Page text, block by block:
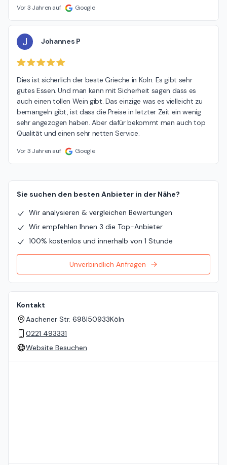
Vor 3 Jahren auf Google
J Johannes P
Dies ist sicherlich der beste Grieche in Köln. Es gibt sehr
gutes Essen. Und man kann mit Sicherheit sagen dass es
auch einen tollen Wein gibt. Das einzige was es vielleicht zu
bemängeln gibt, ist dass die Preise in letzter Zeit ein wenig
sehr angezogen haben. Aber dafür bekommt man auch top
Qualität und einen sehr netten Service.
Vor 3 Jahren auf Google
Sie suchen den besten Anbieter in der Nähe?
Wir analysieren & vergleichen Bewertungen
Wir empfehlen Ihnen 3 die Top-Anbieter
100% kostenlos und innerhalb von 1 Stunde
Unverbindlich Anfragen
Kontakt
Aachener Str. 698|50933Köln
0221 493331
Website Besuchen